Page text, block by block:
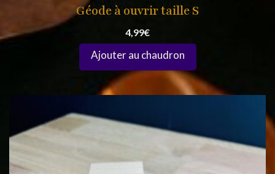
Géode à ouvrir taille S
4,99€